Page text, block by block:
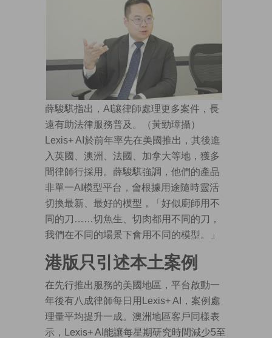
薛駿騏指出，AI讓律師處理更多案件，長
遠有助法律服務普及。（黃勁璋攝）
Lexis+ AI於前年率先在美國推出，其後進
入英國、澳洲、法國、加拿大等地，獲多
間律師行採用。薛駿騏強調，他們的產品
非單一AI模型平台，會根據用途隨時靈活
切換最新、最好的模型，「好似廚師用不
同的刀……切魚生、切肉都用不同的刀，
我們在不同的場景下會用不同的模型。」
港版只引述本土案例
在先行推出服務的美國地區，平台啟動一
年後有八成律師每日用Lexis+ AI，案例處
理量平均提升一成。澳洲地區客戶同樣表
示，Lexis+ AI能讓每星期研究時間減少5至